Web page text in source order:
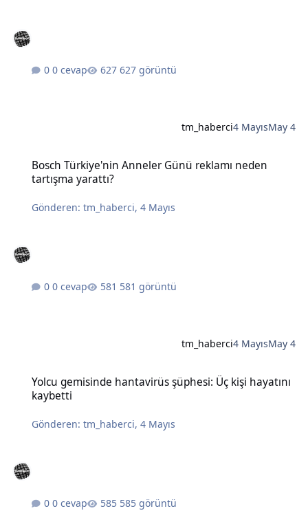
0 cevap 627 görüntü
tm_haberci4 MayısMay 4
Bosch Türkiye'nin Anneler Günü reklamı neden
tartışma yarattı?
Gönderen:tm_haberci,4 Mayıs
0 cevap 581 görüntü
tm_haberci4 MayısMay 4
Yolcu gemisinde hantavirüs şüphesi: Üç kişi hayatını
kaybetti
Gönderen:tm_haberci,4 Mayıs
0 cevap 585 görüntü